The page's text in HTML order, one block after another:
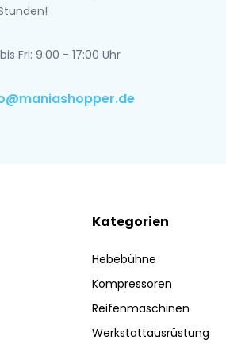
Fri: 9:00 - 17:00 Uhr
Kategorien
Hebebühne
Kompressoren
Reifenmaschinen
Werkstattausrüstung